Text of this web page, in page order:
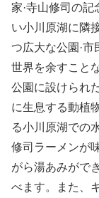
家·寺山修司の記
い小川原湖に隣
つ広大な公園·
世界を余すこと
公園に設けられ
に生息する動植
る小川原湖での
修司ラーメンが
がら湯あみがで
べます。また、